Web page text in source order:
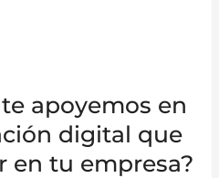
apoyemos en
digital que
en tu empresa?